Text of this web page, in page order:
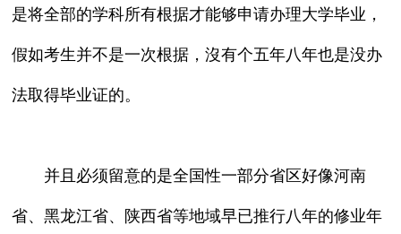
是将全部的学科所有根据才能够申请办理大学毕业，
假如考生并不是一次根据，沒有个五年八年也是没办
法取得毕业证的。
并且必须留意的是全国性一部分省区好像河南
省、黑龙江省、陕西省等地域早已推行八年的修业年